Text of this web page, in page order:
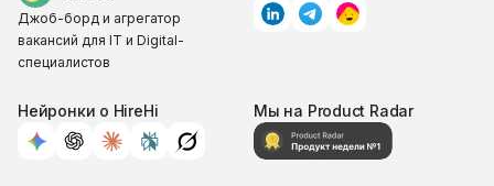
Джоб-борд и агрегатор
вакансий для IT и Digital-
специалистов
Нейронки о HireHi Мы на Product Radar